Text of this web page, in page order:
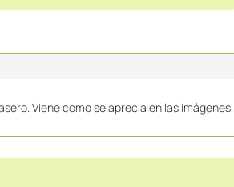
Viene como se aprecia en las imágenes.